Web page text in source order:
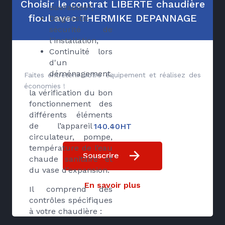
ouvrables*,
Diagnostic
sécurité de
l'installation,
Continuité lors
d'un
déménagement.
la vérification du bon
fonctionnement des
différents éléments
de l’appareil :
circulateur, pompe,
température de l’eau
chaude sanitaire et
du vase d’expansion.
Il comprend des
contrôles spécifiques
à votre chaudière :
Choisir le contrat LIBERTE chaudière
fioul avec THERMIKE DEPANNAGE
Faites entretenir votre équipement et réalisez des
économies !
140.40HT
Souscrire
En savoir plus